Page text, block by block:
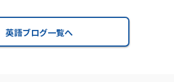
英語ブログ一覧へ